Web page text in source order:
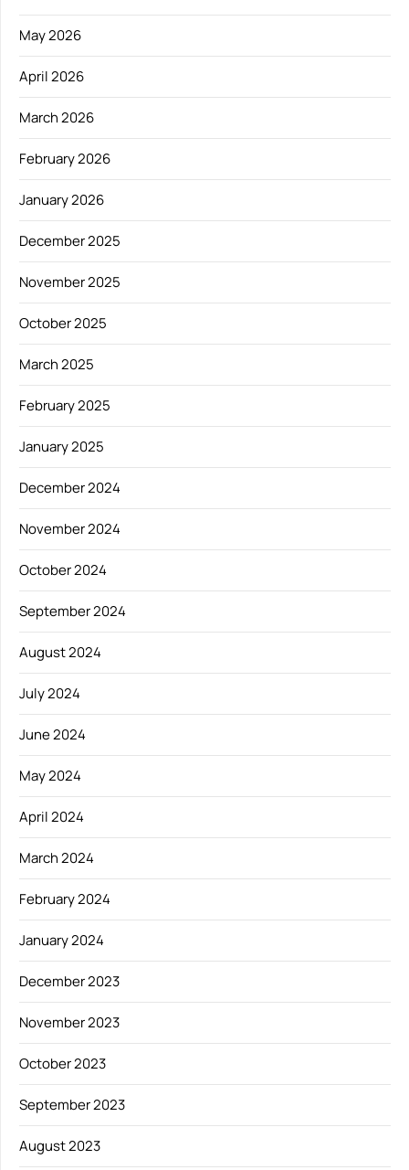
May 2026
April 2026
March 2026
February 2026
January 2026
December 2025
November 2025
October 2025
March 2025
February 2025
January 2025
December 2024
November 2024
October 2024
September 2024
August 2024
July 2024
June 2024
May 2024
April 2024
March 2024
February 2024
January 2024
December 2023
November 2023
October 2023
September 2023
August 2023